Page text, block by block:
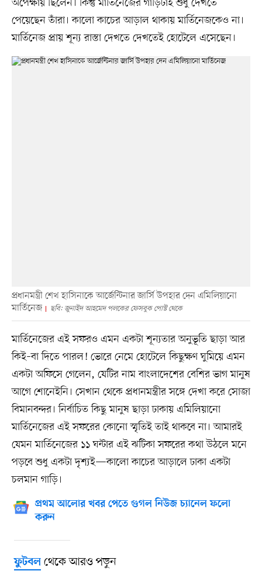
অপেক্ষায় ছিলেন। কিন্তু মার্তিনেজের গাড়িটাই শুধু দেখতে
পেয়েছেন তাঁরা। কালো কাচের আড়াল থাকায় মার্তিনেজকেও না।
মার্তিনেজ প্রায় শূন্য রাস্তা দেখতে দেখতেই হোটেলে এসেছেন।
প্রধানমন্ত্রী শেখ হাসিনাকে আর্জেন্টিনার জার্সি উপহার দেন এমিলিয়ানো
মার্তিনেজ
ছবি: জুনাইদ আহমেদ পলকের ফেসবুক পোস্ট থেকে
মার্তিনেজের এই সফরও এমন একটা শূন্যতার অনুভূতি ছাড়া আর
কিই–বা দিতে পারল! ভোরে নেমে হোটেলে কিছুক্ষণ ঘুমিয়ে এমন
একটা অফিসে গেলেন, যেটির নাম বাংলাদেশের বেশির ভাগ মানুষ
আগে শোনেইনি। সেখান থেকে প্রধানমন্ত্রীর সঙ্গে দেখা করে সোজা
বিমানবন্দর। নির্বাচিত কিছু মানুষ ছাড়া ঢাকায় এমিলিয়ানো
মার্তিনেজের এই সফরের কোনো স্মৃতিই তাই থাকবে না। আমারই
যেমন মার্তিনেজের ১১ ঘন্টার এই ঝটিকা সফরের কথা উঠলে মনে
পড়বে শুধু একটা দৃশ্যই—কালো কাচের আড়ালে ঢাকা একটা
চলমান গাড়ি।
প্রথম আলোর খবর পেতে গুগল নিউজ চ্যানেল ফলো
করুন
ফুটবলথেকে আরও পড়ুন